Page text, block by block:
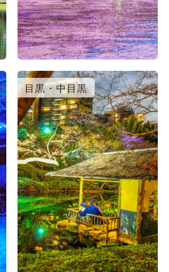
目黒・中目黒